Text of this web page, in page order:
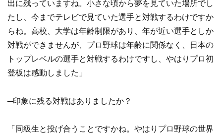
出に残っていますね。小さな頃から夢を見ていた場所でし
たし、今までテレビで見ていた選手と対戦するわけですか
らね。高校、大学は年齢制限があり、年が近い選手としか
対戦ができませんが、プロ野球は年齢に関係なく、日本の
トップレベルの選手と対戦するわけですし、やはりプロ初
登板は感動しました」
─印象に残る対戦はありましたか？
「同級生と投げ合うことですかね。やはりプロ野球の世界